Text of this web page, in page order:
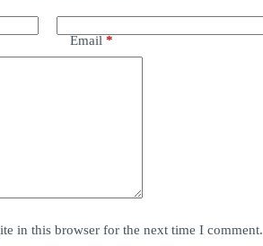
Email *
in this browser for the next time I comment.